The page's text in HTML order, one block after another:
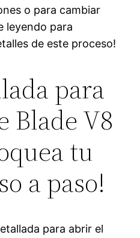
o para cambiar
leyendo para
de este proceso!
para
Blade V8
tu
a paso!
para abrir el